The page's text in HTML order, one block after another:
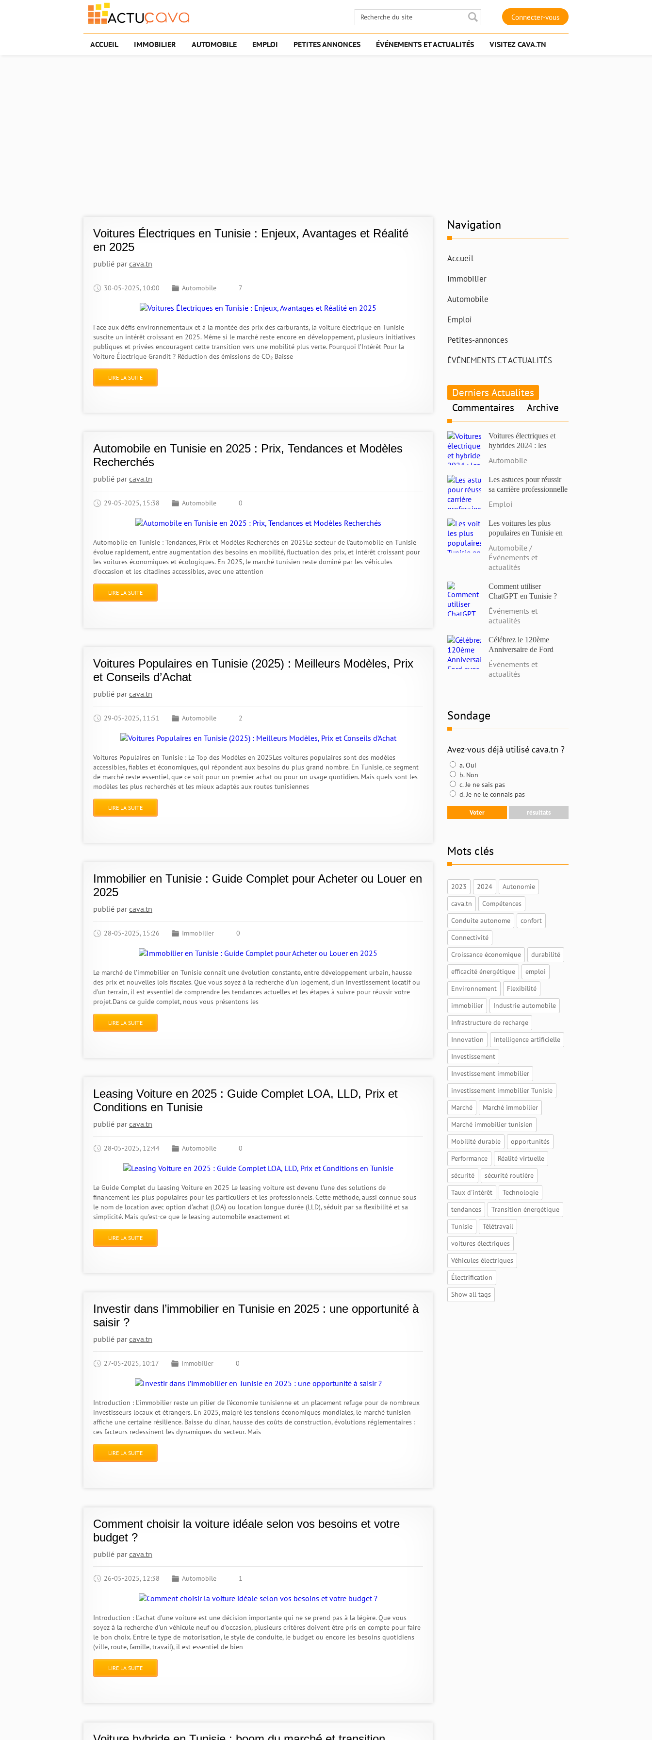
Connecter-vous
ACCUEIL IMMOBILIER AUTOMOBILE EMPLOI PETITES ANNONCES ÉVÉNEMENTS ET ACTUALITÉS VISITEZ CAVA.TN
Voitures Électriques en Tunisie : Enjeux, Avantages et Réalité
en 2025
publié parcava.tn
30-05-2025, 10:00 Automobile 7
Face aux défis environnementaux et à la montée des prix des carburants, la voiture électrique en Tunisie
suscite un intérêt croissant en 2025. Même si le marché reste encore en développement, plusieurs initiatives
publiques et privées encouragent cette transition vers une mobilité plus verte. Pourquoi l’Intérêt Pour la
Voiture Électrique Grandit ? Réduction des émissions de CO₂ Baisse
LIRE LA SUITE
Automobile en Tunisie en 2025 : Prix, Tendances et Modèles
Recherchés
publié parcava.tn
29-05-2025, 15:38 Automobile 0
Automobile en Tunisie : Tendances, Prix et Modèles Recherchés en 2025Le secteur de l’automobile en Tunisie
évolue rapidement, entre augmentation des besoins en mobilité, fluctuation des prix, et intérêt croissant pour
les voitures économiques et écologiques. En 2025, le marché tunisien reste dominé par les véhicules
d'occasion et les citadines accessibles, avec une attention
LIRE LA SUITE
Voitures Populaires en Tunisie (2025) : Meilleurs Modèles, Prix
et Conseils d’Achat
publié parcava.tn
29-05-2025, 11:51 Automobile 2
Voitures Populaires en Tunisie : Le Top des Modèles en 2025Les voitures populaires sont des modèles
accessibles, fiables et économiques, qui répondent aux besoins du plus grand nombre. En Tunisie, ce segment
de marché reste essentiel, que ce soit pour un premier achat ou pour un usage quotidien. Mais quels sont les
modèles les plus recherchés et les mieux adaptés aux routes tunisiennes
LIRE LA SUITE
Immobilier en Tunisie : Guide Complet pour Acheter ou Louer en
2025
publié parcava.tn
28-05-2025, 15:26 Immobilier 0
Le marché de l’immobilier en Tunisie connaît une évolution constante, entre développement urbain, hausse
des prix et nouvelles lois fiscales. Que vous soyez à la recherche d’un logement, d’un investissement locatif ou
d’un terrain, il est essentiel de comprendre les tendances actuelles et les étapes à suivre pour réussir votre
projet.Dans ce guide complet, nous vous présentons les
LIRE LA SUITE
Leasing Voiture en 2025 : Guide Complet LOA, LLD, Prix et
Conditions en Tunisie
publié parcava.tn
28-05-2025, 12:44 Automobile 0
Le Guide Complet du Leasing Voiture en 2025 Le leasing voiture est devenu l'une des solutions de
financement les plus populaires pour les particuliers et les professionnels. Cette méthode, aussi connue sous
le nom de location avec option d'achat (LOA) ou location longue durée (LLD), séduit par sa flexibilité et sa
simplicité. Mais qu'est-ce que le leasing automobile exactement et
LIRE LA SUITE
Investir dans l’immobilier en Tunisie en 2025 : une opportunité à
saisir ?
publié parcava.tn
27-05-2025, 10:17 Immobilier 0
Introduction : L’immobilier reste un pilier de l’économie tunisienne et un placement refuge pour de nombreux
investisseurs locaux et étrangers. En 2025, malgré les tensions économiques mondiales, le marché tunisien
affiche une certaine résilience. Baisse du dinar, hausse des coûts de construction, évolutions réglementaires :
ces facteurs redessinent les dynamiques du secteur. Mais
LIRE LA SUITE
Comment choisir la voiture idéale selon vos besoins et votre
budget ?
publié parcava.tn
26-05-2025, 12:38 Automobile 1
Introduction : L’achat d’une voiture est une décision importante qui ne se prend pas à la légère. Que vous
soyez à la recherche d’un véhicule neuf ou d’occasion, plusieurs critères doivent être pris en compte pour faire
le bon choix. Entre le type de motorisation, le style de conduite, le budget ou encore les besoins quotidiens
(ville, route, famille, travail), il est essentiel de bien
LIRE LA SUITE
Navigation
Accueil
Immobilier
Automobile
Emploi
Petites-annonces
ÉVÉNEMENTS ET ACTUALITÉS
Derniers Actualites
Commentaires
Archive
Voitures électriques et
hybrides 2024 : les
et les dernières
Automobile
Les astuces pour réussir
sa carrière professionnelle
Emploi
Les voitures les plus
populaires en Tunisie en
prix et des caractéristiques
Automobile /
Événements et
actualités
Comment utiliser
ChatGPT en Tunisie ?
Événements et
actualités
Célébrez le 120ème
Anniversaire de Ford
avec Alpha Ford en
Tunisie : Profitez de
Remises Exceptionnelles
Événements et
actualités
Sondage
Avez-vous déjà utilisé cava.tn ?
a. Oui
b. Non
c. Je ne sais pas
d. Je ne le connais pas
Mots clés
2023 2024
Autonomie
cava.tn
Compétences
Conduite autonome
confort
Connectivité
Croissance économique
durabilité
efficacité énergétique
emploi
Environnement
Flexibilité
immobilier
Industrie automobile
Infrastructure de recharge
Innovation
Intelligence artificielle
Investissement
Investissement immobilier
investissement immobilier Tunisie
Marché
Marché immobilier
Marché immobilier tunisien
Mobilité durable
opportunités
Performance
Réalité virtuelle
sécurité
sécurité routière
Taux d'intérêt
Technologie
tendances
Transition énergétique
Tunisie
Télétravail
voitures électriques
Véhicules électriques
Électrification
Show all tags